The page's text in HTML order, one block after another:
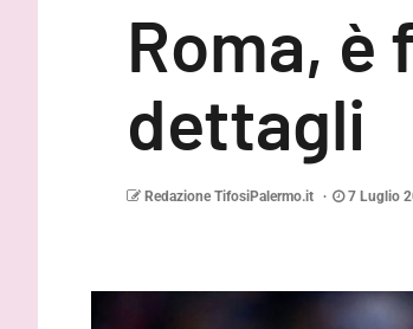
Roma, è
dettagli
Redazione TifosiPalermo.it 7 Luglio